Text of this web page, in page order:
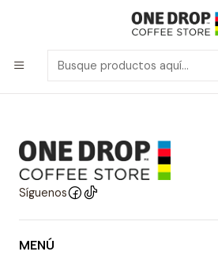
Promos Promos
Promos Marley
Síguenos
MENÚ